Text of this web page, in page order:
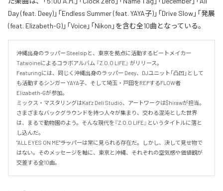
Day (feat. Deey)」「Endless Summer (feat. YAYA子)」「Drive Slow」「発展
(feat. Elizabeth-G)」「Voice」「Nikon」を含む全10曲となっている。
沖縄出身のラッパー Steelsipと、東京を拠点に活動するビートメイカー
Tatwoineによるコラボアルバム 『Z.O.O LIFE』 がリリース。
Featuringには、同じく沖縄出身のラッパー Deey、DJユニット「凸凹」として
も活動するシンガー YAYA子、そして埼玉・戸田をREPするFLOW者
Elizabeth-Gが参加。
ミックス・マスタリングはKat'z Deli Studio、アートワークは$hirawが担当。
さまざまなバックグラウンドを持つ人々が集まり、交わる混沌とした世界
は、まるで動物園のよう。そんな現代を『Z.O.O LIFE』というタイトルに落と
し込んだ。
"ALL EYES ON ME"――ラッパーは常に見られる存在だ。しかし、決して見せ物で
はない。そのメッセージを軸に、東京と沖縄、それぞれの空気感や価値観が
交差する全10曲。